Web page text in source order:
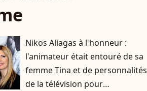
Nikos Aliagas à l'honneur :
l'animateur était entouré de sa
femme Tina et de personnalités
de la télévision pour